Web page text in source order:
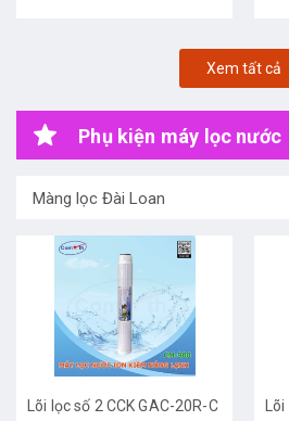
Xem tất cả
Phụ kiện máy lọc nước
Màng lọc Đài Loan
Lõi lọc số 2 CCK GAC-20R-C